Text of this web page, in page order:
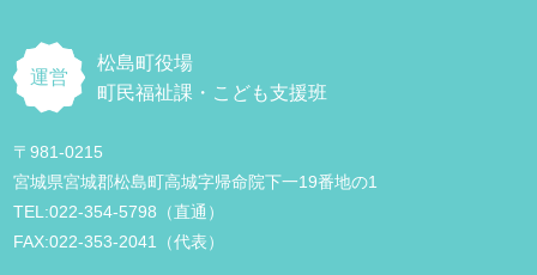
運営
松島町役場
町民福祉課・こども支援班
〒981-0215
宮城県宮城郡松島町高城字帰命院下一19番地の1
TEL:022-354-5798（直通）
FAX:022-353-2041（代表）